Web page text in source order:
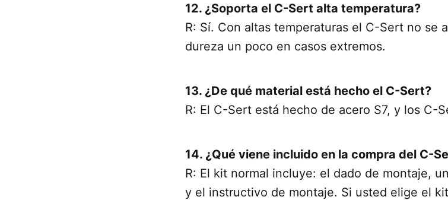
12. ¿Soporta el C-Sert alta temperatura?
R: Sí. Con altas temperaturas el C-Sert no se
dureza un poco en casos extremos.
13. ¿De qué material está hecho el C-Sert?
R: El C-Sert está hecho de acero S7, y los C-
14. ¿Qué viene incluido en la compra del C-
R: El kit normal incluye: el dado de montaje,
y el instructivo de montaje. Si usted elige el